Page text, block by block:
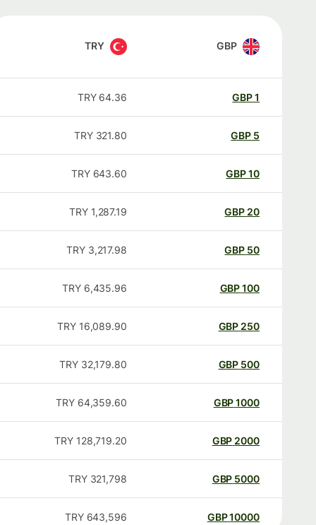
GBP
TRY
GBP
64.36
TRY
GBP
321.80
TRY
GBP
643.60
TRY
20
GBP
1,287.19
TRY
50
GBP
3,217.98
TRY
100
GBP
6,435.96
TRY
250
GBP
16,089.90
TRY
500
GBP
32,179.80
TRY
1000
GBP
64,359.60
TRY
2000
GBP
128,719.20
TRY
5000
GBP
321,798
TRY
10000
GBP
643,596
TRY